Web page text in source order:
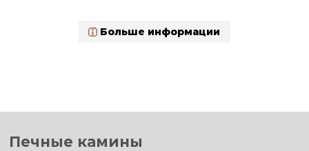
Больше информации
Печные камины